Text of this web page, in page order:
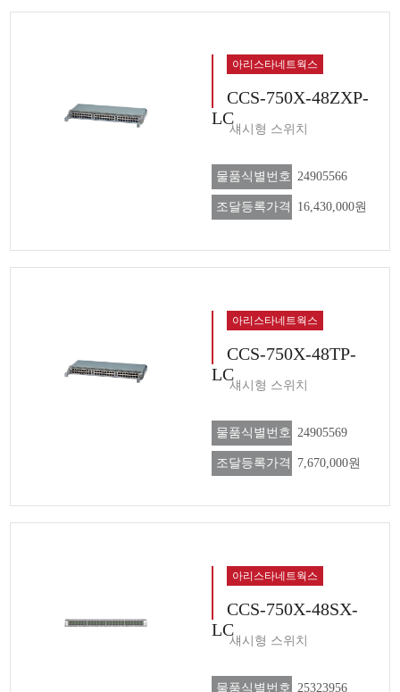
아리스타네트웍스
CCS-750X-48ZXP-
LC
섀시형 스위치
물품식별번호 24905566
조달등록가격 16,430,000원
아리스타네트웍스
CCS-750X-48TP-
LC
섀시형 스위치
물품식별번호 24905569
조달등록가격 7,670,000원
아리스타네트웍스
CCS-750X-48SX-
LC
섀시형 스위치
물품식별번호 25323956